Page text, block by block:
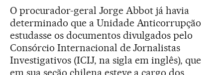
O procurador-geral Jorge Abbot já havia
determinado que a Unidade Anticorrupção
estudasse os documentos divulgados pelo
Consórcio Internacional de Jornalistas
Investigativos (ICIJ, na sigla em inglês), que
em sua seção chilena esteve a cargo dos